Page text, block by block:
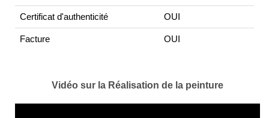
Certificat d'authenticité OUI
Facture OUI
Vidéo sur la Réalisation de la peinture